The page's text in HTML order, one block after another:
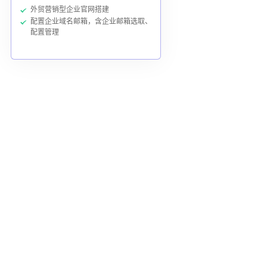
外贸营销型企业官网搭建
配置企业域名邮箱，含企业邮箱选取、
配置管理